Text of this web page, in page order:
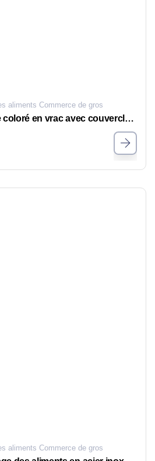
aliments Commerce de gros
Récipient alimentaire coloré en vrac avec couvercle transparent en acier inoxydable et spécifications multiples
aliments Commerce de gros